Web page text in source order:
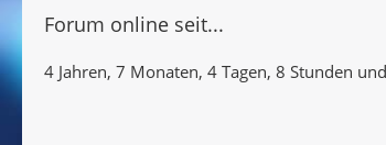
Forum online seit...
4 Jahren, 7 Monaten, 4 Tagen, 8 Stunden